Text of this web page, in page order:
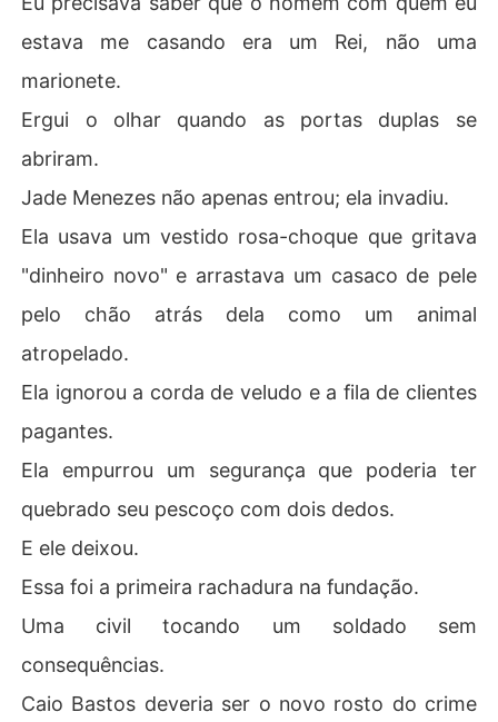
estava me casando era um Rei, não uma
marionete.
Ergui o olhar quando as portas duplas se
abriram.
Jade Menezes não apenas entrou; ela invadiu.
Ela usava um vestido rosa-choque que gritava
"dinheiro novo" e arrastava um casaco de pele
pelo chão atrás dela como um animal
atropelado.
Ela ignorou a corda de veludo e a fila de clientes
pagantes.
Ela empurrou um segurança que poderia ter
quebrado seu pescoço com dois dedos.
E ele deixou.
Essa foi a primeira rachadura na fundação.
Uma civil tocando um soldado sem
consequências.
Caio Bastos deveria ser o novo rosto do crime